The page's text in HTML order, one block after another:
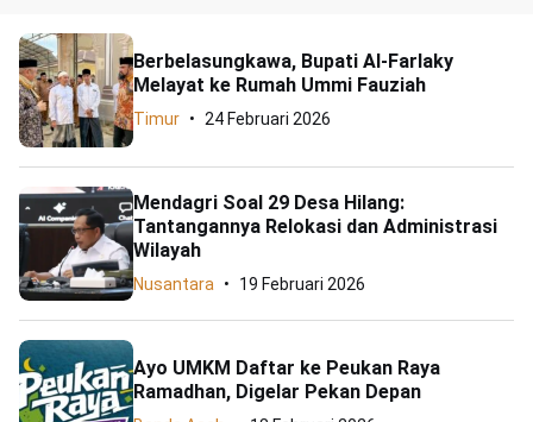
Berbelasungkawa, Bupati Al-Farlaky
Melayat ke Rumah Ummi Fauziah
Timur 24 Februari 2026
Mendagri Soal 29 Desa Hilang:
Tantangannya Relokasi dan Administrasi
Wilayah
Nusantara 19 Februari 2026
Ayo UMKM Daftar ke Peukan Raya
Ramadhan, Digelar Pekan Depan